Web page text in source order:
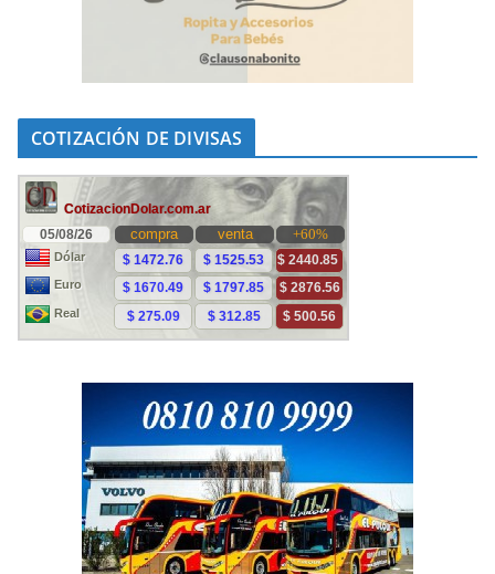
COTIZACIÓN DE DIVISAS